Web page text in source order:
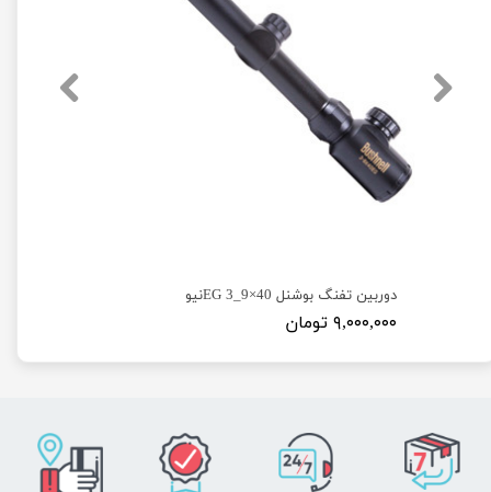
دوربین تفنگ بوشنل 40×9_3 EGنیو
۹,۰۰۰,۰۰۰ تومان